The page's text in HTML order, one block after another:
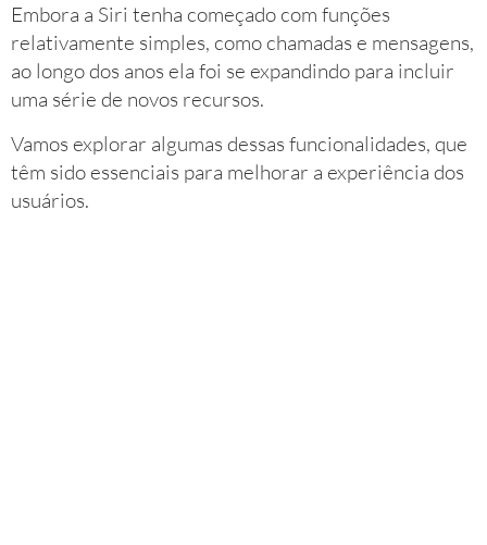
Embora a Siri tenha começado com funções
relativamente simples, como chamadas e mensagens,
ao longo dos anos ela foi se expandindo para incluir
uma série de novos recursos.
Vamos explorar algumas dessas funcionalidades, que
têm sido essenciais para melhorar a experiência dos
usuários.